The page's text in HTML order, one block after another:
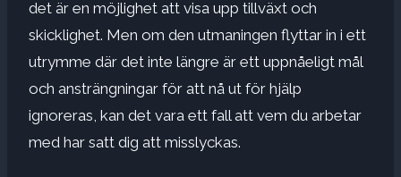
det är en möjlighet att visa upp tillväxt och
skicklighet. Men om den utmaningen flyttar in i ett
utrymme där det inte längre är ett uppnåeligt mål
och ansträngningar för att nå ut för hjälp
ignoreras, kan det vara ett fall att vem du arbetar
med har satt dig att misslyckas.